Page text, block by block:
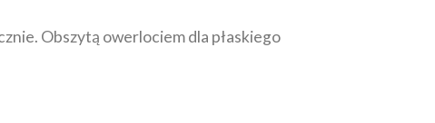
Obszytą owerlociem dla płaskiego